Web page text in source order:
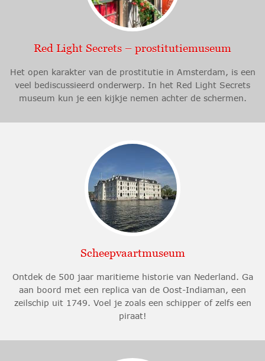
Red Light Secrets – prostitutiemuseum
Het open karakter van de prostitutie in Amsterdam, is een
veel bediscussieerd onderwerp. In het Red Light Secrets
museum kun je een kijkje nemen achter de schermen.
Scheepvaartmuseum
Ontdek de 500 jaar maritieme historie van Nederland. Ga
aan boord met een replica van de Oost-Indiaman, een
zeilschip uit 1749. Voel je zoals een schipper of zelfs een
piraat!